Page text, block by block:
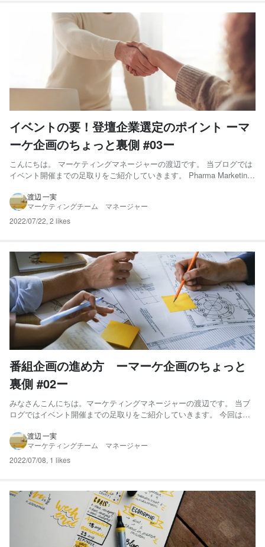
イベントの要！登壇企業選定のポイント ーマ
ーケ企画のちょっと裏側 #03ー
こんにちは。 マーケティングマネージャーの渡辺です。 当ブログでは
イベント開催までの足取りをご紹介していきます。 Pharma Marketing
の企業の協力で成り立っているイベントです。今回は、登壇企業選定の
進め方についてお話したいと思います。...
渡辺 一実
マーケティングチーム マネージャー
2022/07/22,2 likes
番組企画の進め方 ーマーケ企画のちょっと
裏側 #02ー
みなさんこんにちは。マーケティングマネージャーの渡辺です。 当ブ
ログではイベント開催までの足取りをご紹介していきます。 今回は番
オフィスでPharma Marketing Day2022で配信する自社セッションの企
画会議が開かれました。メンバーはラ...
渡辺 一実
マーケティングチーム マネージャー
2022/07/08, 1 likes